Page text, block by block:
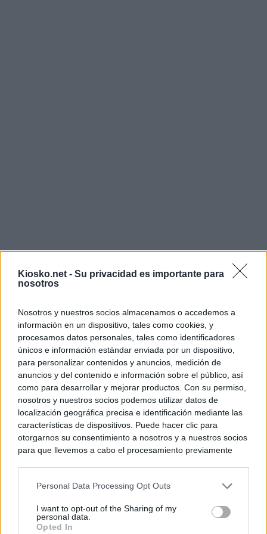
Kiosko.net - Su privacidad es importante para
nosotros
Nosotros y nuestros socios almacenamos o accedemos a
información en un dispositivo, tales como cookies, y
procesamos datos personales, tales como identificadores
únicos e información estándar enviada por un dispositivo,
para personalizar contenidos y anuncios, medición de
anuncios y del contenido e información sobre el público, así
como para desarrollar y mejorar productos. Con su permiso,
nosotros y nuestros socios podemos utilizar datos de
localización geográfica precisa e identificación mediante las
características de dispositivos. Puede hacer clic para
otorgarnos su consentimiento a nosotros y a nuestros socios
para que llevemos a cabo el procesamiento previamente
negar su consentimiento. Tenga en cuenta que algún
de su consentimiento, pero usted tiene el derecho de
rechazar tal procesamiento. Sus preferencias se aplicarán
Personal Data Processing Opt Outs
I want to opt-out of the Sharing of my
personal data.
Opted In